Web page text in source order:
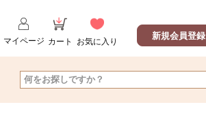
マイページ カート お気に入り
新規会員登録